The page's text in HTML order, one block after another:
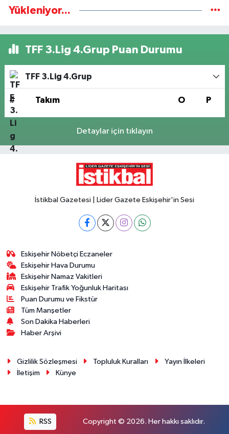
Yükleniyor...
TFF 3.Lig 4.Grup Puan Durumu
TFF 3.Lig 4.Grup
# Takım O P
Detaylar için tıklayın
İstikbal Gazetesi | Lider Gazete Eskişehir'in Sesi
Eskişehir Nöbetçi Eczaneler
Eskişehir Hava Durumu
Eskişehir Namaz Vakitleri
Eskişehir Trafik Yoğunluk Haritası
Puan Durumu ve Fikstür
Tüm Manşetler
Son Dakika Haberleri
Haber Arşivi
Gizlilik Sözleşmesi Topluluk Kuralları
Yayın İlkeleri
İletişim
Künye
RSS Copyright © 2026. Her hakkı saklıdır.